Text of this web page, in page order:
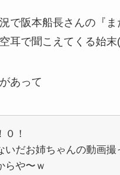
で阪本船長さんの『ま
耳で聞こえてくる始末
あって
０！
いだお姉ちゃんの動画撮
らや〜ｗ